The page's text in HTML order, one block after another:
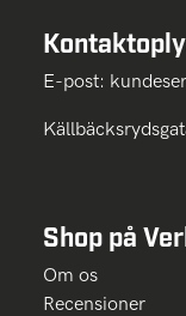
E-post:
Shop på
Om os
Recensioner